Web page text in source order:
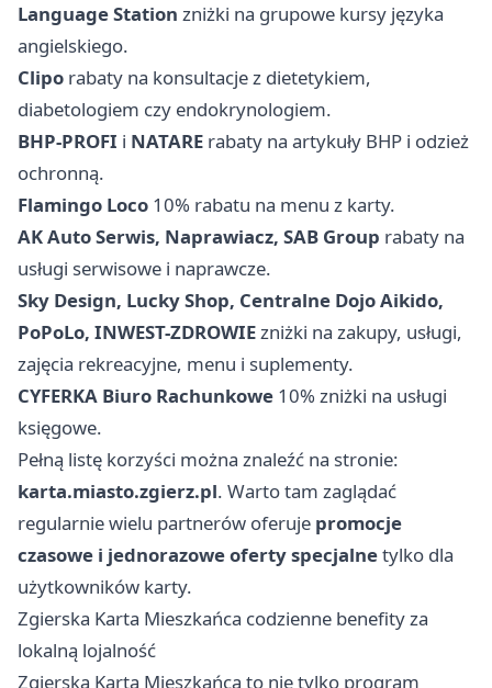
Language Station zniżki na grupowe kursy języka
angielskiego.
Clipo rabaty na konsultacje z dietetykiem,
diabetologiem czy endokrynologiem.
BHP-PROFI i NATARE rabaty na artykuły BHP i odzież
ochronną.
Flamingo Loco 10% rabatu na menu z karty.
AK Auto Serwis, Naprawiacz, SAB Group rabaty na
usługi serwisowe i naprawcze.
Sky Design, Lucky Shop, Centralne Dojo Aikido,
PoPoLo, INWEST-ZDROWIEzniżki na zakupy, usługi,
zajęcia rekreacyjne, menu i suplementy.
CYFERKA Biuro Rachunkowe 10% zniżki na usługi
księgowe.
Pełną listę korzyści można znaleźć na stronie:
karta.miasto.zgierz.pl. Warto tam zaglądać
regularnie wielu partnerów oferuje promocje
czasowe i jednorazowe oferty specjalnetylko dla
użytkowników karty.
Zgierska Karta Mieszkańca codzienne benefity za
lokalną lojalność
Zgierska Karta Mieszkańca to nie tylko program